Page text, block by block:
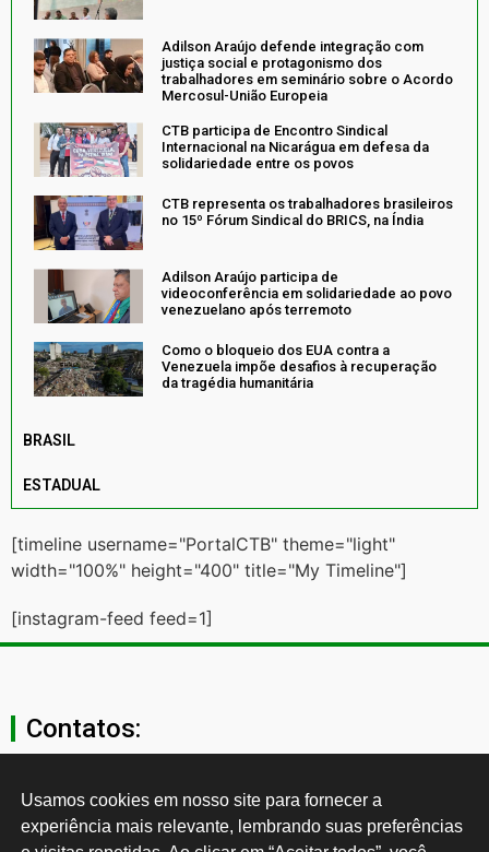
Adilson Araújo defende integração com
justiça social e protagonismo dos
trabalhadores em seminário sobre o Acordo
Mercosul-União Europeia
CTB participa de Encontro Sindical
Internacional na Nicarágua em defesa da
solidariedade entre os povos
CTB representa os trabalhadores brasileiros
no 15º Fórum Sindical do BRICS, na Índia
Adilson Araújo participa de
videoconferência em solidariedade ao povo
venezuelano após terremoto
Como o bloqueio dos EUA contra a
Venezuela impõe desafios à recuperação
da tragédia humanitária
BRASIL
ESTADUAL
[timeline username="PortalCTB" theme="light"
width="100%" height="400" title="My Timeline"]
[instagram-feed feed=1]
Contatos:
secgeral@ctb.org.br
11 3874-0040
Usamos cookies em nosso site para fornecer a
experiência mais relevante, lembrando suas preferências